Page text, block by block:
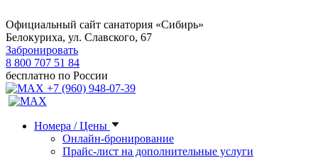
Официальный сайт санатория «Сибирь»
Белокуриха, ул. Славского, 67
Забронировать
8 800 707 51 84
бесплатно по России
+7 (960) 948-07-39
Номера / Цены
Онлайн-бронирование
Прайс-лист на дополнительные услуги